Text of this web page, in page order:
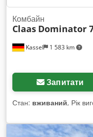
Kassel 1 583 km
Комбайн
Claas Dominator
Запитати
Стан: вживаний, Рік